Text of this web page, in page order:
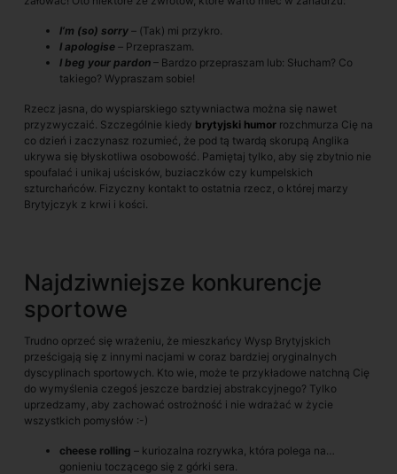
I’m (so) sorry – (Tak) mi przykro.
I apologise – Przepraszam.
I beg your pardon – Bardzo przepraszam lub: Słucham? Co
takiego? Wypraszam sobie!
Rzecz jasna, do wyspiarskiego sztywniactwa można się nawet
przyzwyczaić. Szczególnie kiedy brytyjski humor rozchmurza Cię na
co dzień i zaczynasz rozumieć, że pod tą twardą skorupą Anglika
ukrywa się błyskotliwa osobowość. Pamiętaj tylko, aby się zbytnio nie
spoufalać i unikaj uścisków, buziaczków czy kumpelskich
szturchańców. Fizyczny kontakt to ostatnia rzecz, o której marzy
Brytyjczyk z krwi i kości.
Najdziwniejsze konkurencje
sportowe
Trudno oprzeć się wrażeniu, że mieszkańcy Wysp Brytyjskich
prześcigają się z innymi nacjami w coraz bardziej oryginalnych
dyscyplinach sportowych. Kto wie, może te przykładowe natchną Cię
do wymyślenia czegoś jeszcze bardziej abstrakcyjnego? Tylko
uprzedzamy, aby zachować ostrożność i nie wdrażać w życie
wszystkich pomysłów :-)
cheese rolling – kuriozalna rozrywka, która polega na…
gonieniu toczącego się z górki sera.